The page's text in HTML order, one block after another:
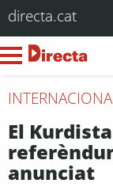
directa.cat
El
anunciat